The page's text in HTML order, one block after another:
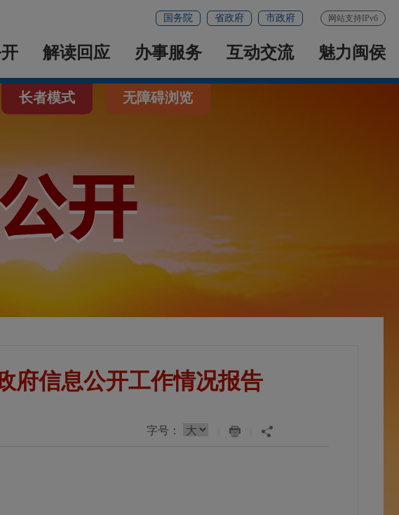
网站支持IPv6
国务院 省政府 市政府
解读回应 办事服务 互动交流 魅力闽侯
长者模式 无障碍浏览
府信息公开工作情况报告
字号：